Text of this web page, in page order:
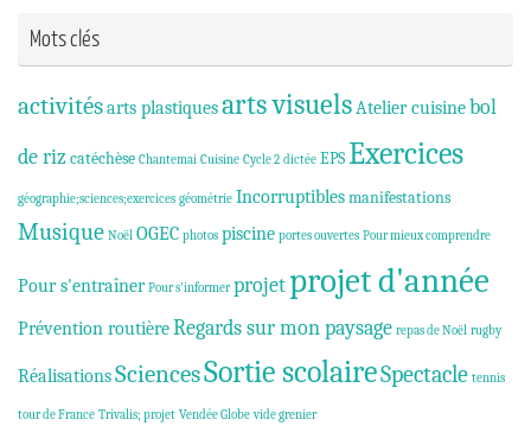
Mots clés
activitésarts plastiquesarts visuelsAtelier cuisinebol
de riz catéchèse Chantemai Cuisine Cycle 2 dictée EPSExercices
géographie;sciences;exercices géométrie Incorruptiblesmanifestations
Musique Noël OGEC photos piscine portes ouvertes Pour mieux comprendre
Pour s'entraîner Pour s'informer projetprojet d'année
Prévention routièreRegards sur mon paysage repas de Noël rugby
RéalisationsSciencesSortie scolaireSpectacle tennis
tour de France Trivalis; projet Vendée Globe vide grenier